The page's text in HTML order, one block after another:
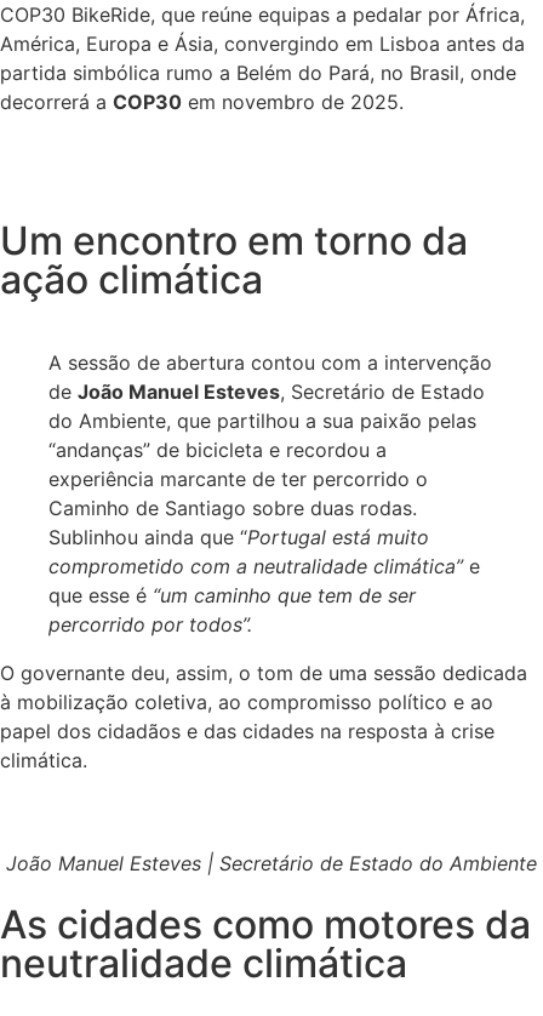
COP30 BikeRide, que reúne equipas a pedalar por África,
América, Europa e Ásia, convergindo em Lisboa antes da
partida simbólica rumo a Belém do Pará, no Brasil, onde
decorrerá a COP30 em novembro de 2025.
Um encontro em torno da
ação climática
A sessão de abertura contou com a intervenção
de João Manuel Esteves, Secretário de Estado
do Ambiente, que partilhou a sua paixão pelas
“andanças” de bicicleta e recordou a
experiência marcante de ter percorrido o
Caminho de Santiago sobre duas rodas.
Sublinhou ainda que “Portugal está muito
comprometido com a neutralidade climática”e
que esse é “um caminho que tem de ser
percorrido por todos”.
O governante deu, assim, o tom de uma sessão dedicada
à mobilização coletiva, ao compromisso político e ao
papel dos cidadãos e das cidades na resposta à crise
climática.
João Manuel Esteves | Secretário de Estado do Ambiente
As cidades como motores da
neutralidade climática